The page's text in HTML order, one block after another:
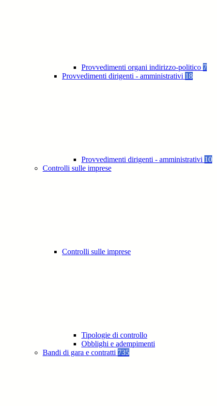
Provvedimenti organi indirizzo-politico 7
Provvedimenti dirigenti - amministrativi 18
Provvedimenti dirigenti - amministrativi 10
Controlli sulle imprese
Controlli sulle imprese
Tipologie di controllo
Obblighi e adempimenti
Bandi di gara e contratti 735